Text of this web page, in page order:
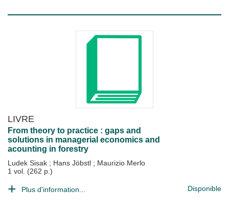
LIVRE
From theory to practice : gaps and
solutions in managerial economics and
acounting in forestry
Ludek Sisak ; Hans Jöbstl ; Maurizio Merlo
1 vol. (262 p.)
Plus d'information... Disponible